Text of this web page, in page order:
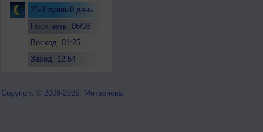
23-й лунный день
Посл.четв. 06/08
Восход: 01:25
Заход: 12:54
Copyright © 2009-2026, Метеонова